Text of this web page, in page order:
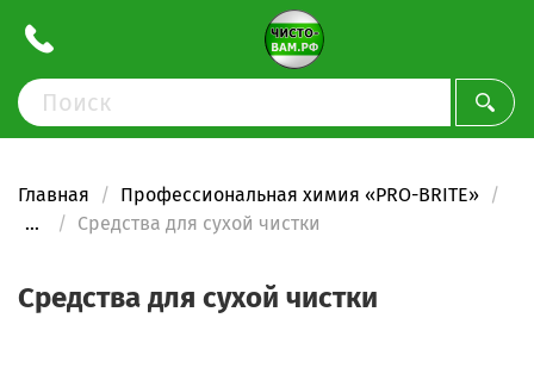
Главная
Профессиональная химия «PRO-BRITE»
...
Средства для сухой чистки
Средства для сухой чистки